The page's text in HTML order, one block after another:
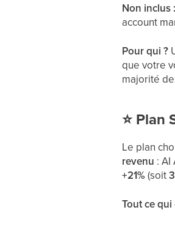
Non inclus :
account
Pour qui ?
que votre
majorité
⭐
Le plan
revenu :
+21%(soit
Tout ce qui